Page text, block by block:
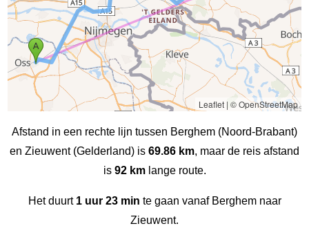
Leaflet| © OpenStreetMap
Afstand in een rechte lijn tussen Berghem (Noord-Brabant)
en Zieuwent (Gelderland) is 69.86 km, maar de reis afstand
is 92 kmlange route.
Het duurt 1 uur 23 min te gaan vanaf Berghem naar
Zieuwent.